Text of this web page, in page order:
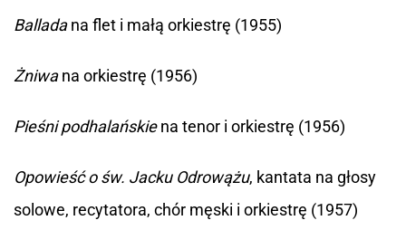
Balladana flet i małą orkiestrę (1955)
Żniwana orkiestrę (1956)
Pieśni podhalańskiena tenor i orkiestrę (1956)
Opowieść o św. Jacku Odrowążu, kantata na głosy
solowe, recytatora, chór męski i orkiestrę (1957)